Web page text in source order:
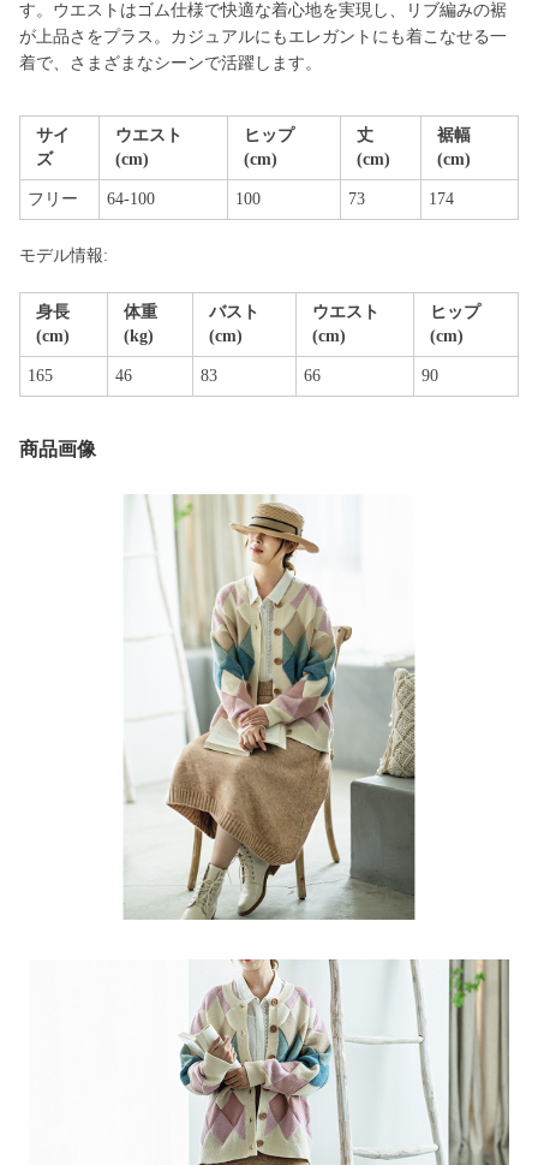
す。ウエストはゴム仕様で快適な着心地を実現し、リブ編みの裾
が上品さをプラス。カジュアルにもエレガントにも着こなせる一
着で、さまざまなシーンで活躍します。
サイ
ズ
ウエスト
(cm)
ヒップ
(cm)
丈
(cm)
裾幅
(cm)
フリー 64-100 100 73 174
モデル情報:
身長
(cm)
体重
(kg)
バスト
(cm)
ウエスト
(cm)
ヒップ
(cm)
165 46 83 66 90
商品画像